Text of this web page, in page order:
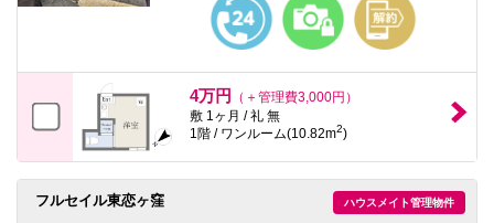
4万円
（＋管理費3,000円）
敷 1ヶ月 / 礼 無
1階 / ワンルーム(10.82m2)
ハウスメイト管理物件
フルセイル東恋ヶ窪